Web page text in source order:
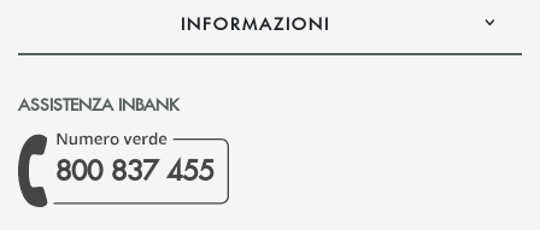
INFORMAZIONI
ASSISTENZA INBANK
800 837 455